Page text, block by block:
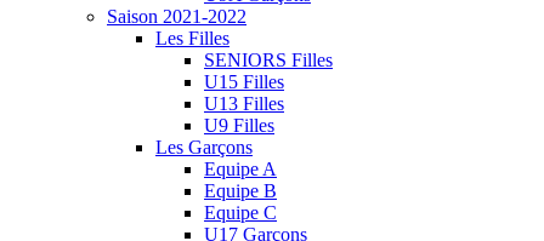
Saison 2021-2022
Les Filles
SENIORS Filles
U15 Filles
U13 Filles
U9 Filles
Les Garçons
Equipe A
Equipe B
Equipe C
U17 Garçons